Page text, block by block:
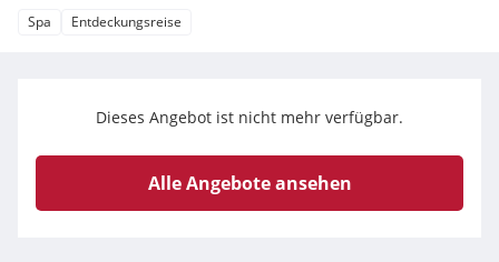
Spa
Entdeckungsreise
Dieses Angebot ist nicht mehr verfügbar.
Alle Angebote ansehen